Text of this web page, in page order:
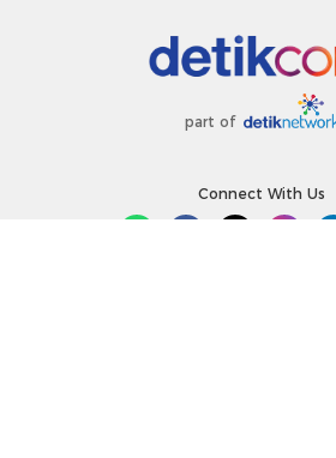
part of
Connect With Us